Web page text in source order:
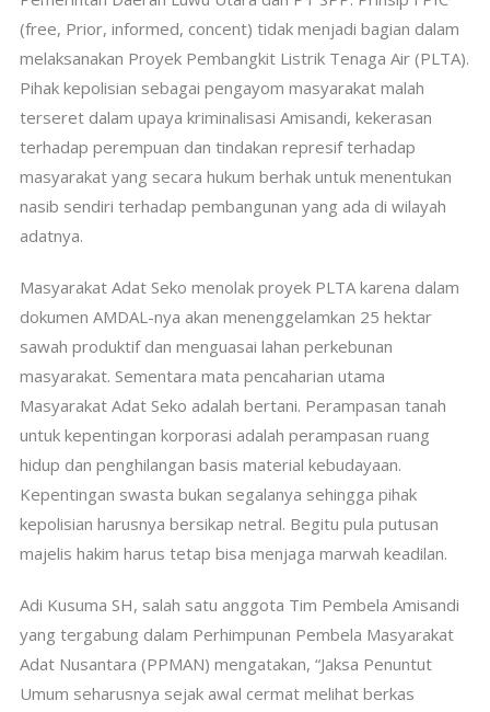
(free, Prior, informed, concent) tidak menjadi bagian dalam
melaksanakan Proyek Pembangkit Listrik Tenaga Air (PLTA).
Pihak kepolisian sebagai pengayom masyarakat malah
terseret dalam upaya kriminalisasi Amisandi, kekerasan
terhadap perempuan dan tindakan represif terhadap
masyarakat yang secara hukum berhak untuk menentukan
nasib sendiri terhadap pembangunan yang ada di wilayah
adatnya.
Masyarakat Adat Seko menolak proyek PLTA karena dalam
dokumen AMDAL-nya akan menenggelamkan 25 hektar
sawah produktif dan menguasai lahan perkebunan
masyarakat. Sementara mata pencaharian utama
Masyarakat Adat Seko adalah bertani. Perampasan tanah
untuk kepentingan korporasi adalah perampasan ruang
hidup dan penghilangan basis material kebudayaan.
Kepentingan swasta bukan segalanya sehingga pihak
kepolisian harusnya bersikap netral. Begitu pula putusan
majelis hakim harus tetap bisa menjaga marwah keadilan.
Adi Kusuma SH, salah satu anggota Tim Pembela Amisandi
yang tergabung dalam Perhimpunan Pembela Masyarakat
Adat Nusantara (PPMAN) mengatakan, “Jaksa Penuntut
Umum seharusnya sejak awal cermat melihat berkas